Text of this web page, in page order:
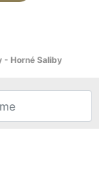
- Horné Saliby